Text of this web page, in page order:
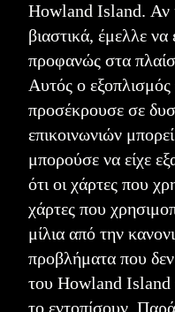
Howland Island. Αν
βιαστικά, έμελλε
προφανώς στα
Αυτός ο
προσέκρουσε σε
επικοινωνιών
μπορούσε να είχε
ότι οι χάρτες που
χάρτες που
μίλια από την
προβλήματα που
του Howland Island
το εντοπίσουν.